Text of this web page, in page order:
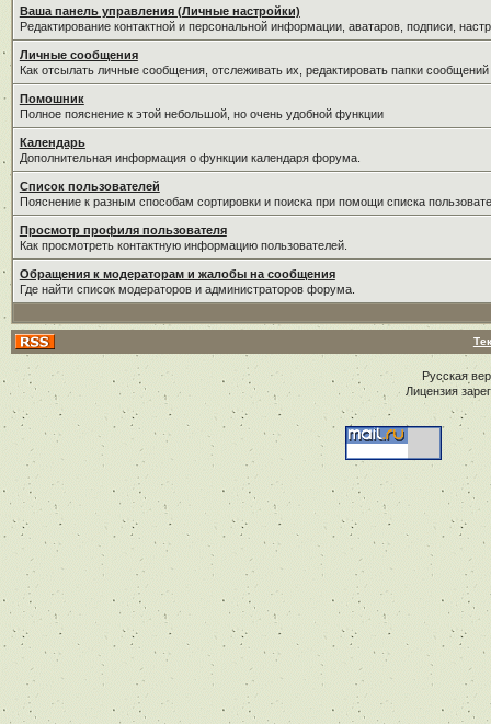
Ваша панель управления (Личные настройки)
Редактирование контактной и персональной информации, аватаров, подписи,
Личные сообщения
Как отсылать личные сообщения, отслеживать их, редактировать папки
Помошник
Полное пояснение к этой небольшой, но очень удобной функции
Календарь
Дополнительная информация о функции календаря форума.
Список пользователей
Пояснение к разным способам сортировки и поиска при помощи списка
Просмотр профиля пользователя
Как просмотреть контактную информацию пользователей.
Обращения к модераторам и жалобы на сообщения
Где найти список модераторов и администраторов форума.
Русская
Лицензия